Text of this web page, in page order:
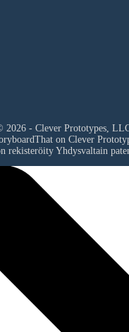
2026 - Clever Prototypes,
on Clever
rekisteröity Yhdysvaltain